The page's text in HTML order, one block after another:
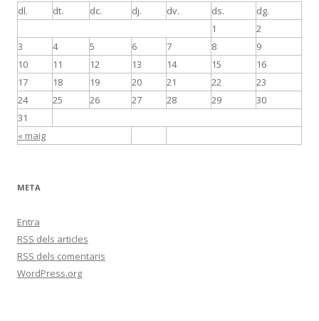
dl.
dt. dc. dj. dv. ds. dg.
« maig
1
2
3
4 5 6 7 8
9
10
11 12 13 14 15
16
17
18 19 20 21 22
23
24
25 26 27 28 29
30
31
META
Entra
RSS dels articles
RSS dels comentaris
WordPress.org